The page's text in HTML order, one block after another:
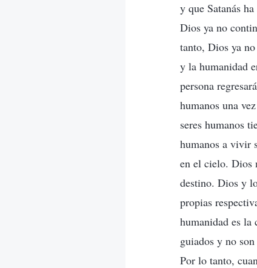
y que Satanás
Dios ya no
tanto, Dios ya
y la humanidad
persona
humanos una
seres humanos
humanos a vivir
en el cielo. Dios
destino. Dios y
propias
humanidad es la
guiados y no
Por lo tanto,